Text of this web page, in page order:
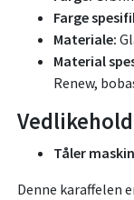
Farge
Materiale:
Material
Renew,
Tåler
Denne karaffelen